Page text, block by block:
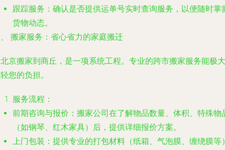
跟踪服务 ：确认是否提供运单号实时查询服务，以便随时掌
货物动态。
搬家服务：省心省力的家庭搬迁
京搬家到商丘，是一项系统工程。专业的跨市搬家服务能极大
您的负担。
服务流程 ：
前期咨询与报价 ：搬家公司在了解物品数量、体积、特殊物
（如钢琴、红木家具）后，提供详细报价方案。
上门包装 ：提供专业的打包材料（纸箱、气泡膜、缠绕膜等